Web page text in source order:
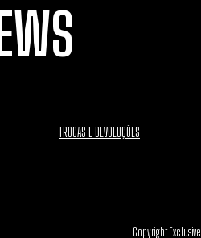
TROCAS E DEVOLUÇÕES
Copyright